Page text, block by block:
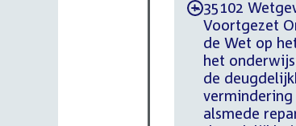
-35102
Voortgezet
de Wet op
het
de
alsmede